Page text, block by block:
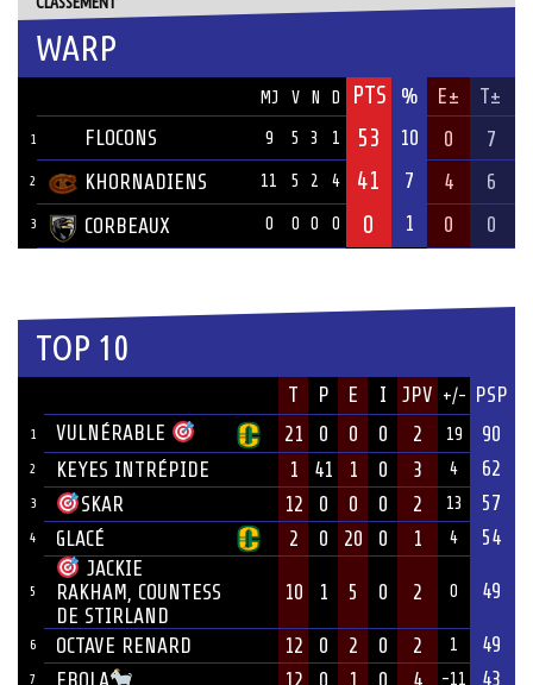
WARP
MJ V N D PTS % E± T±
1 FLOCONS 9 5 3 1 53 10 0 7
2 KHORNADIENS 11 5 2 4 41 7 4 6
3 CORBEAUX 0 0 0 0 0 1 0 0
TOP 10
T P E I JPV +/- PSP
1 VULNÉRABLE 21 0 0 0 2 19 90
2 KEYES INTRÉPIDE 1 41 1 0 3 4 62
3 SKAR 12 0 0 0 2 13 57
4 GLACÉ 2 0 20 0 1 4 54
5
JACKIE
RAKHAM, COUNTESS
DE STIRLAND
10 1 5 0 2 0 49
6 OCTAVE RENARD 12 0 2 0 2 1 49
7 12 0 1 0 4 -11 43